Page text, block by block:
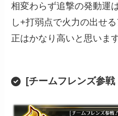
相変わらず追撃の発動運
し+打弱点で火力の出せ
正はかなり高いと思います
[チームフレンズ参戦